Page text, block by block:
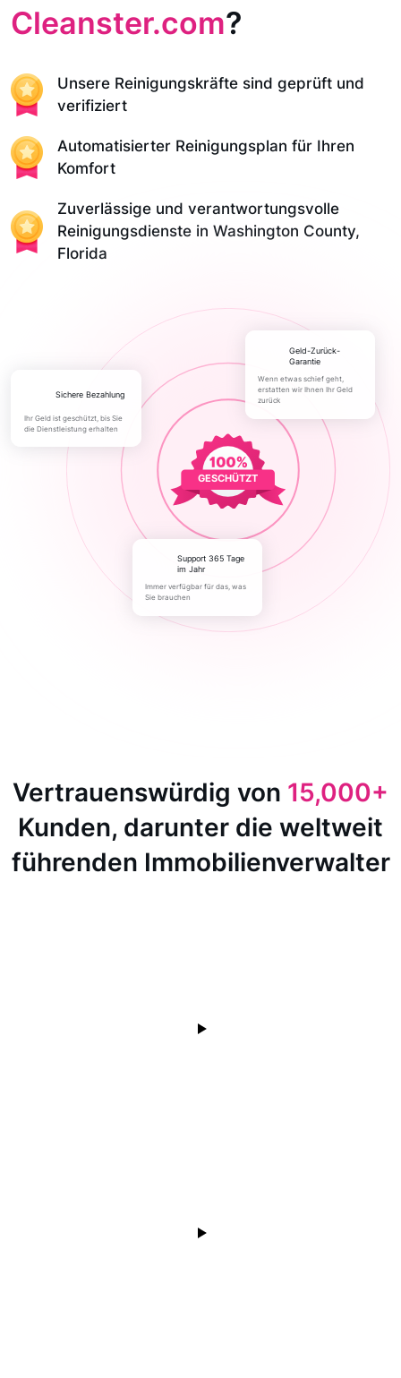
Cleanster.com?
Unsere Reinigungskräfte sind geprüft und
verifiziert
Automatisierter Reinigungsplan für Ihren
Komfort
Zuverlässige und verantwortungsvolle
Reinigungsdienste in Washington County,
Florida
GESCHÜTZT
Sichere Bezahlung
Ihr Geld ist geschützt, bis Sie
die Dienstleistung erhalten
Geld-Zurück-
Garantie
Wenn etwas schief geht,
erstatten wir Ihnen Ihr Geld
zurück
Support 365 Tage
im Jahr
Immer verfügbar für das, was
Sie brauchen
Vertrauenswürdig von 15,000+
Kunden, darunter die weltweit
führenden Immobilienverwalter